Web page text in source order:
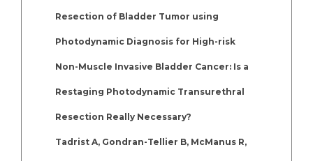
Resection of Bladder Tumor using
Photodynamic Diagnosis for High-risk
Non-Muscle Invasive Bladder Cancer: Is a
Restaging Photodynamic Transurethral
Resection Really Necessary?
Tadrist A, Gondran-Tellier B, McManus R,